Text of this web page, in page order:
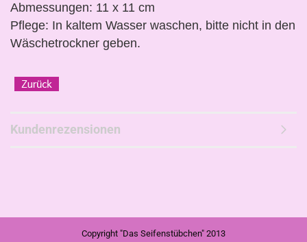
Abmessungen: 11 x 11 cm
Pflege: In kaltem Wasser waschen, bitte nicht in den
Wäschetrockner geben.
Kundenrezensionen
Copyright "Das Seifenstübchen" 2013